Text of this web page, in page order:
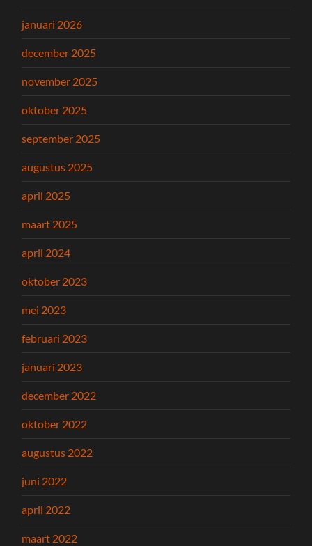
januari 2026
december 2025
november 2025
oktober 2025
september 2025
augustus 2025
april 2025
maart 2025
april 2024
oktober 2023
mei 2023
februari 2023
januari 2023
december 2022
oktober 2022
augustus 2022
juni 2022
april 2022
maart 2022